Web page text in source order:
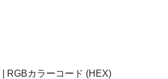
RGBカラーコード (HEX)